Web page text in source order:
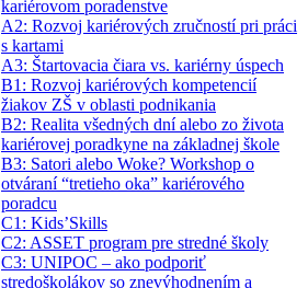
kariérovom poradenstve
A2: Rozvoj kariérových zručností pri práci
s kartami
A3: Štartovacia čiara vs. kariérny úspech
B1: Rozvoj kariérových kompetencií
žiakov ZŠ v oblasti podnikania
B2: Realita všedných dní alebo zo života
kariérovej poradkyne na základnej škole
B3: Satori alebo Woke? Workshop o
otváraní “tretieho oka” kariérového
poradcu
C1: Kids’Skills
C2: ASSET program pre stredné školy
C3: UNIPOC – ako podporiť
stredoškolákov so znevýhodnením a